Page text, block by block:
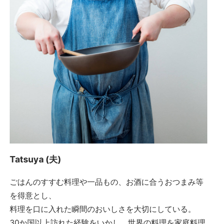
Tatsuya (夫)
ごはんのすすむ料理や一品もの、お酒に合うおつまみ等
を得意とし、
料理を口に入れた瞬間のおいしさを大切にしている。